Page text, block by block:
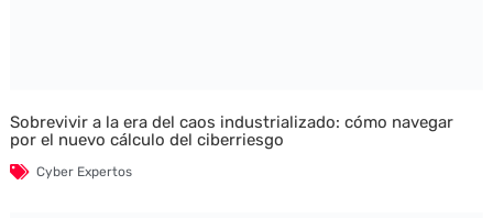
Sobrevivir a la era del caos industrializado: cómo navegar
por el nuevo cálculo del ciberriesgo
Cyber Expertos